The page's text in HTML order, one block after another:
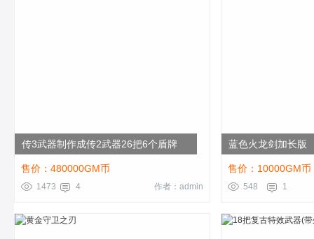
传3武器制作成传2武器26把6个盾牌
售价：480000GM币
1473 4 作者：admin
蓝色火龙剑加长版
售价：10000GM币
548 1